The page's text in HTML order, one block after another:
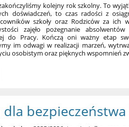
kolejny rok szkolny. To
doświadczeń, to czas radości z
szkoły oraz Rodziców za ich
zajęło pożegnanie
do Pracy. Kończą oni ważny etap
im odwagi w realizacji marzeń,
osobistym oraz pięknych wspomnień
bezpieczeństwa